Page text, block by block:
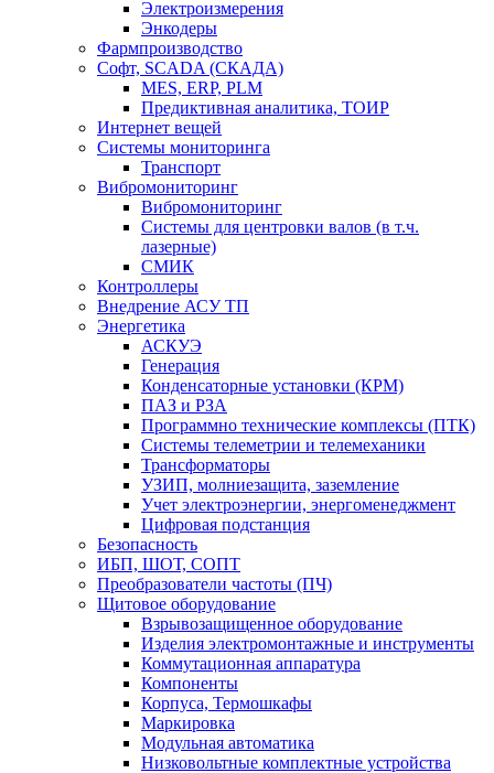
Электроизмерения
Энкодеры
Фармпроизводство
Софт, SCADA (СКАДА)
MES, ERP, PLM
Предиктивная аналитика, ТОИР
Интернет вещей
Системы мониторинга
Транспорт
Вибромониторинг
Вибромониторинг
Системы для центровки валов (в т.ч.
лазерные)
СМИК
Контроллеры
Внедрение АСУ ТП
Энергетика
АСКУЭ
Генерация
Конденсаторные установки (КРМ)
ПАЗ и РЗА
Программно технические комплексы (ПТК)
Системы телеметрии и телемеханики
Трансформаторы
УЗИП, молниезащита, заземление
Учет электроэнергии, энергоменеджмент
Цифровая подстанция
Безопасность
ИБП, ШОТ, СОПТ
Преобразователи частоты (ПЧ)
Щитовое оборудование
Взрывозащищенное оборудование
Изделия электромонтажные и инструменты
Коммутационная аппаратура
Компоненты
Корпуса, Термошкафы
Маркировка
Модульная автоматика
Низковольтные комплектные устройства